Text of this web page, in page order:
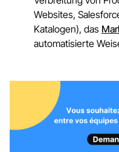
Websites,
Katalogen), das
automatisierte